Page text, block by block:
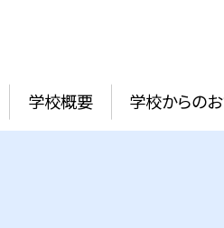
学校概要 学校からの